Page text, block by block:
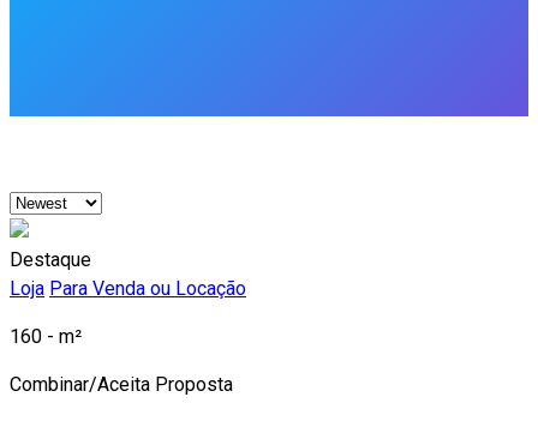
Destaque
Loja Para Venda ou Locação
160 - m²
Combinar/Aceita Proposta